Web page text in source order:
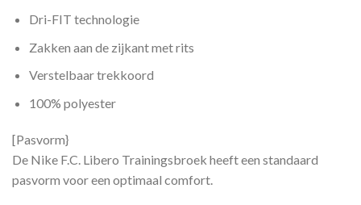
Dri-FIT technologie
Zakken aan de zijkant met rits
Verstelbaar trekkoord
100% polyester
[Pasvorm}
De Nike F.C. Libero Trainingsbroek heeft een standaard
pasvorm voor een optimaal comfort.